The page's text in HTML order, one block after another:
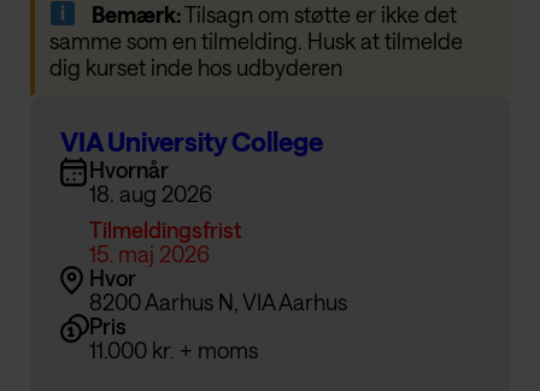
Bemærk:Tilsagn om støtte er ikke det
samme som en tilmelding. Husk at tilmelde
dig kurset inde hos udbyderen
VIA University College
Hvornår
18. aug 2026
Tilmeldingsfrist
15. maj 2026
Hvor
8200 Aarhus N, VIA Aarhus
Pris
11.000 kr. + moms